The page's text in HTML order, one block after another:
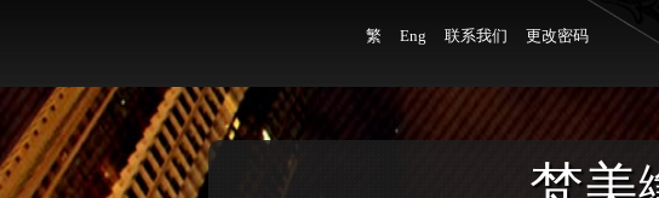
繁 Eng 联系我们 更改密码